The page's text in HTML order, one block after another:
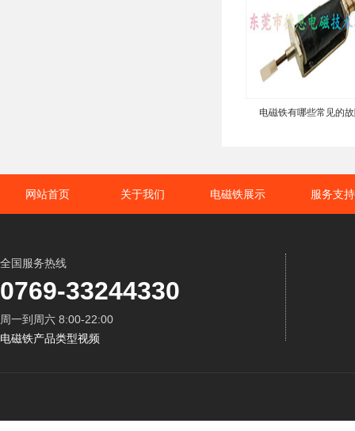
电磁铁有哪些常见的
网站首页 关于我们 电磁铁展示 服务支持
全国服务热线
0769-33244330
周一到周六 8:00-22:00
电磁铁产品类型视频